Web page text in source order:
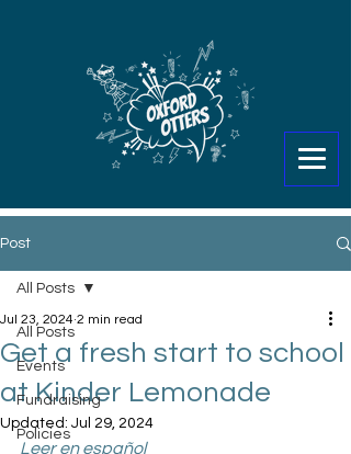
Post
All Posts
Events
Fundraising
Policies
All Posts
Get a fresh start to school
at Kinder Lemonade
Jul 23, 2024 2 min read
Updated: Jul 29, 2024
Leer en español